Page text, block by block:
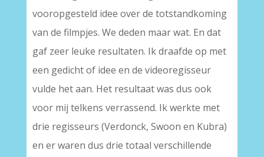
vooropgesteld idee over de totstandkoming
van de filmpjes. We deden maar wat. En dat
gaf zeer leuke resultaten. Ik draafde op met
een gedicht of idee en de videoregisseur
vulde het aan. Het resultaat was dus ook
voor mij telkens verrassend. Ik werkte met
drie regisseurs (Verdonck, Swoon en Kubra)
en er waren dus drie totaal verschillende